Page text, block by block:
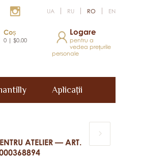
UA RU RO EN
Coș
0 | $0.00
Logare
pentru a
vedea prețurile
personale
Aplicații
ATELIER — ART.